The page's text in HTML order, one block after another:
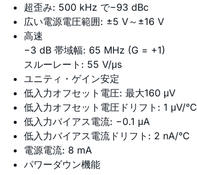
超歪み: 500 kHz で−93 dBc
広い電源電圧範囲: ±5 V～±16 V
高速
−3 dB 帯域幅: 65 MHz (G = +1)
スルーレート: 55 V/μs
ユニティ・ゲイン安定
低入力オフセット電圧: 最大160 μV
低入力オフセット電圧ドリフト: 1 μV/°C
低入力バイアス電流: −0.1 μA
低入力バイアス電流ドリフト: 2 nA/°C
電源電流: 8 mA
パワーダウン機能